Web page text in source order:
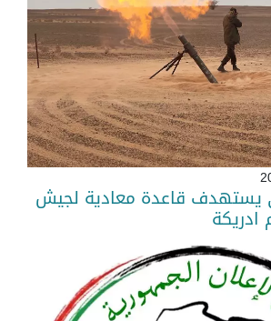
يستهدف قاعدة معادية لجيش
ادريكة